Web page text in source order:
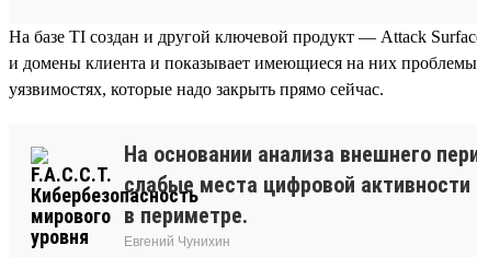
На базе TI создан и другой ключевой продукт — Attack
и домены клиента и показывает имеющиеся на них
уязвимостях, которые надо закрыть прямо сейчас.
На основании анализа внешнего
слабые места цифровой
в периметре.
Евгений Чунихин